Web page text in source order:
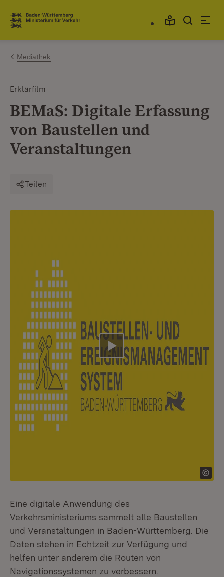
Zum Inhalt springen
Link zur Startseite
Mediathek
Erklärfilm
BEMaS: Digitale Erfassung
von Baustellen und
Veranstaltungen
Teilen
Video abspielen
Eine digitale Anwendung des
Verkehrsministeriums sammelt alle Baustellen
und Veranstaltungen in Baden-Württemberg. Die
Daten stehen in Echtzeit zur Verfügung und
helfen unter anderem die Routen von
Navigationssystemen zu verbessern.